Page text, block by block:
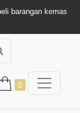
barangan kemas
0